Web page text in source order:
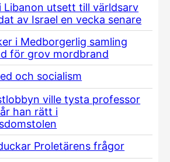
Libanon utsett till världsarv
av Israel en vecka senare
i Medborgerlig samling
för grov mordbrand
och socialism
ville tysta professor
han rätt i
Proletärens frågor